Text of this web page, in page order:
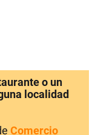
o un
localidad
Comercio